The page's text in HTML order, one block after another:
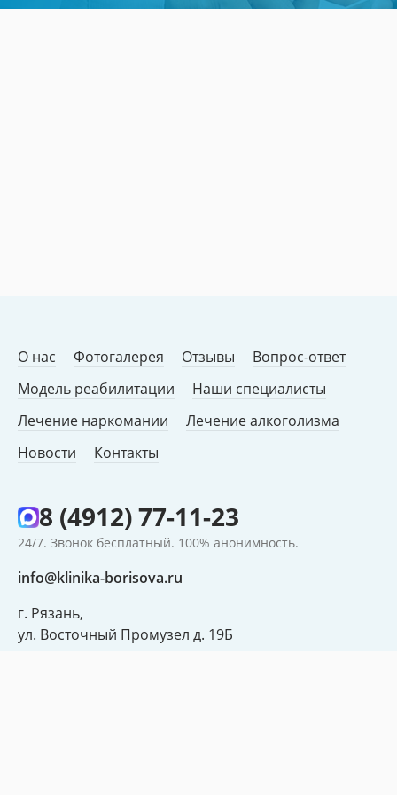
О нас Фотогалерея Отзывы
Вопрос-ответ
Модель реабилитации
Наши специалисты
Лечение наркомании
Лечение алкоголизма
Новости
Контакты
8 (4912) 77-11-23
24/7. Звонок бесплатный. 100% анонимность.
info@klinika-borisova.ru
г. Рязань,
ул. Восточный Промузел д. 19Б